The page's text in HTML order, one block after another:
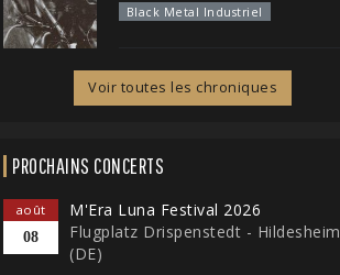
Black Metal Industriel
Voir toutes les chroniques
PROCHAINS CONCERTS
août
08
M'Era Luna Festival 2026
Flugplatz Drispenstedt - Hildesheim
(DE)